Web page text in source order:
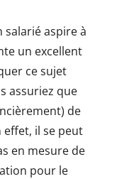
salarié aspire à
un excellent
ce sujet
assuriez que
de
effet, il se peut
en mesure de
pour le